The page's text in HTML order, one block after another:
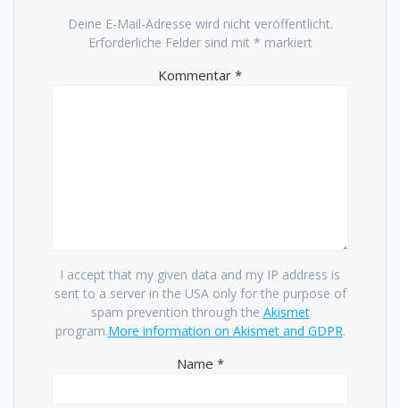
Deine E-Mail-Adresse wird nicht veröffentlicht.
Erforderliche Felder sind mit * markiert
Kommentar *
I accept that my given data and my IP address is
sent to a server in the USA only for the purpose of
spam prevention through the Akismet
program.More information on Akismet and GDPR.
Name *